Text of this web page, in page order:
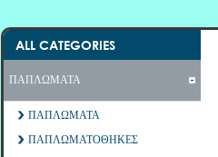
ALL CATEGORIES
ΠΑΠΛΩΜΑΤΑ
ΠΑΠΛΩΜΑΤΑ
ΠΑΠΛΩΜΑΤΟΘΗΚΕΣ